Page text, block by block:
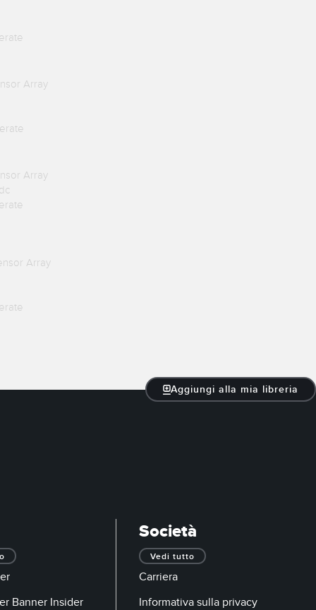
Array
Array
Array
Aggiungi alla mia libreria
Banner Insider
Società
Vedi tutto
Carriera
Informativa sulla privacy